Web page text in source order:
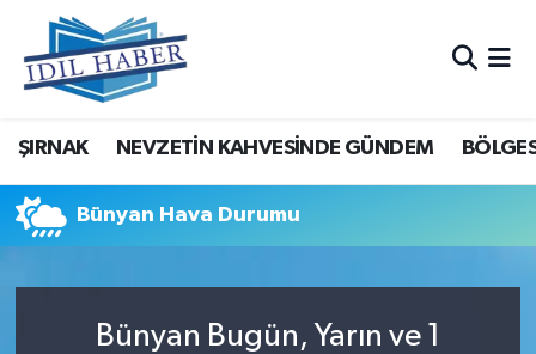
ŞIRNAK NEVZETİN KAHVESİNDE GÜNDEM
Bünyan Hava Durumu
Bünyan Bugün, Yarın ve 1
Nöbetçi Eczaneler
Hava Durumu
Trafik Durumu
Tüm Manşetler